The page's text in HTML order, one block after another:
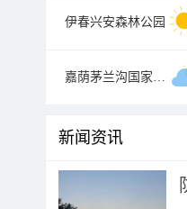
伊春兴安森林公园
嘉荫茅兰沟国家森林公园
新闻资讯